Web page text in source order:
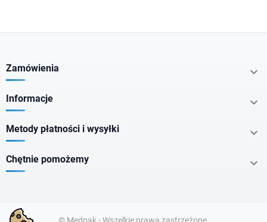
Cechy specjalne
Dla kogo
Zamówienia 
Informacje 
Metody płatności i wysyłki 
Chętnie pomożemy 